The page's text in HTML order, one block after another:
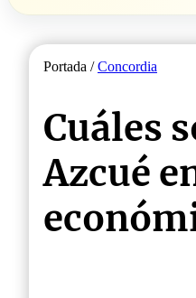
Portada /Concordia
Cuáles
Azcué